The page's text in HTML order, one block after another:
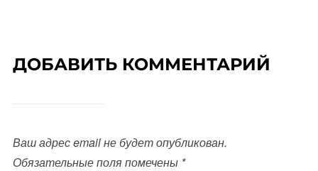
ДОБАВИТЬ КОММЕНТАРИЙ
Ваш адрес email не будет опубликован.
Обязательные поля помечены *